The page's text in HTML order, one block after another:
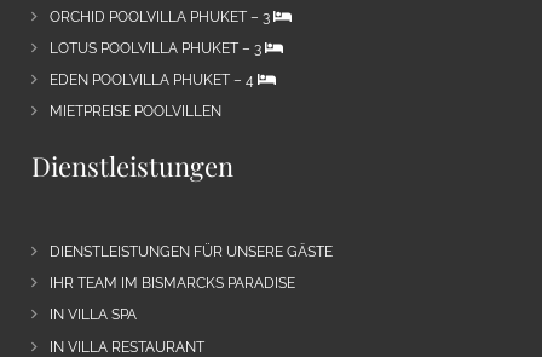
ORCHID POOLVILLA PHUKET – 3
LOTUS POOLVILLA PHUKET – 3
EDEN POOLVILLA PHUKET – 4
MIETPREISE POOLVILLEN
Dienstleistungen
DIENSTLEISTUNGEN FÜR UNSERE GÄSTE
IHR TEAM IM BISMARCKS PARADISE
IN VILLA SPA
IN VILLA RESTAURANT